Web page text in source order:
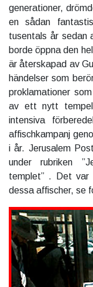
generationer,
en sådan
tusentals år sedan
borde öppna den
är återskapad av
händelser som
proklamationer
av ett nytt
intensiva
affischkampanj
i år. Jerusalem
under rubriken
templet” . Det var
dessa affischer, se